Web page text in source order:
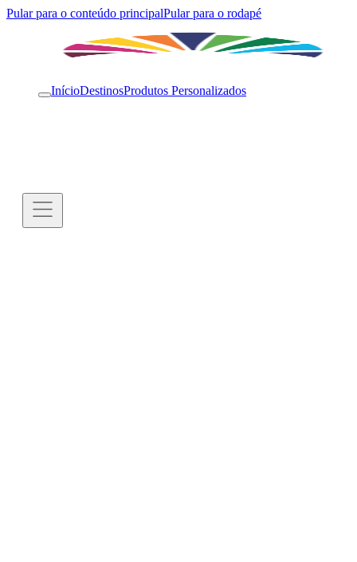
Pular para o conteúdo principalPular para o rodapé
InícioDestinosProdutos Personalizados